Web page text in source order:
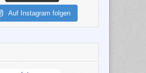
Auf Instagram folgen